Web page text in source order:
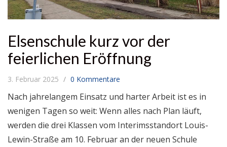
Elsenschule kurz vor der
feierlichen Eröffnung
3. Februar 2025 0 Kommentare
Nach jahrelangem Einsatz und harter Arbeit ist es in
wenigen Tagen so weit: Wenn alles nach Plan läuft,
werden die drei Klassen vom Interimsstandort Louis-
Lewin-Straße am 10. Februar an der neuen Schule